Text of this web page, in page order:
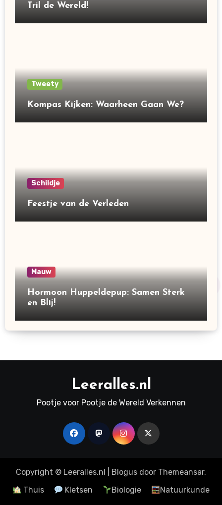
Tril de Wereld!
Tweety
Kompas Kijken: Waarheen Gaan We?
Schildje
Feestje van de Verleden
Mauw
Hormoon Huppeldepup: Samen Sterk
en Blij!
Leeralles.nl
Pootje voor Pootje de Wereld Verkennen
Copyright © Leeralles.nl Blogus door Themeansar.
Thuis
Kletsen Biologie Natuurkunde